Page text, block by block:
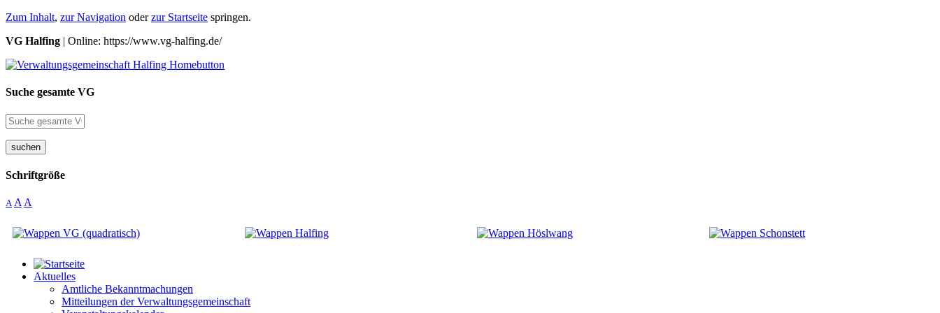
Zum Inhalt, zur Navigation oderzur Startseite springen.
VG Halfing | Online: https://www.vg-halfing.de/
Suche gesamte VG
suchen
Schriftgröße
A A A
Aktuelles
Amtliche Bekanntmachungen
Mitteilungen der Verwaltungsgemeinschaft